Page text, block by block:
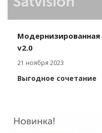
Модернизированная
v2.0
21 ноября 2023
Выгодное сочетание